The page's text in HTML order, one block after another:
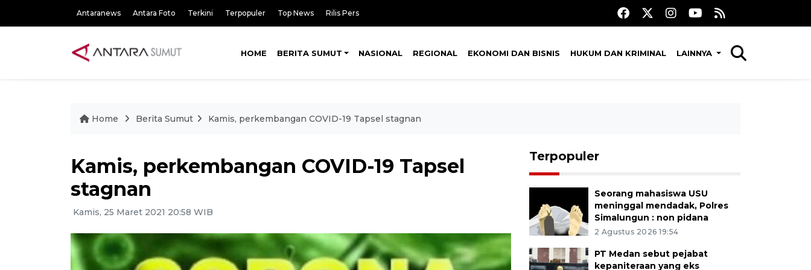
Antaranews Antara Foto Terkini Terpopuler Top News Rilis Pers
HOME BERITA SUMUT NASIONAL REGIONAL EKONOMI DAN BISNIS HUKUM DAN KRIMINAL LAINNYA
Home Berita Sumut Kamis, perkembangan COVID-19 Tapsel stagnan
Kamis, perkembangan COVID-19 Tapsel
stagnan
Kamis, 25 Maret 2021 20:58 WIB
Terpopuler
Seorang mahasiswa USU
meninggal mendadak, Polres
Simalungun : non pidana
2 Agustus 2026 19:54
PT Medan sebut pejabat
kepaniteraan yang eks